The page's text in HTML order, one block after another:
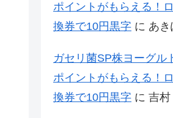
ポイントがもらえる！
換券で10円黒字 に あき
ガセリ菌SP株ヨーグル
ポイントがもらえる！
換券で10円黒字 に 吉村